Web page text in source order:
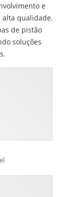
e
alta qualidade.
de pistão
soluções